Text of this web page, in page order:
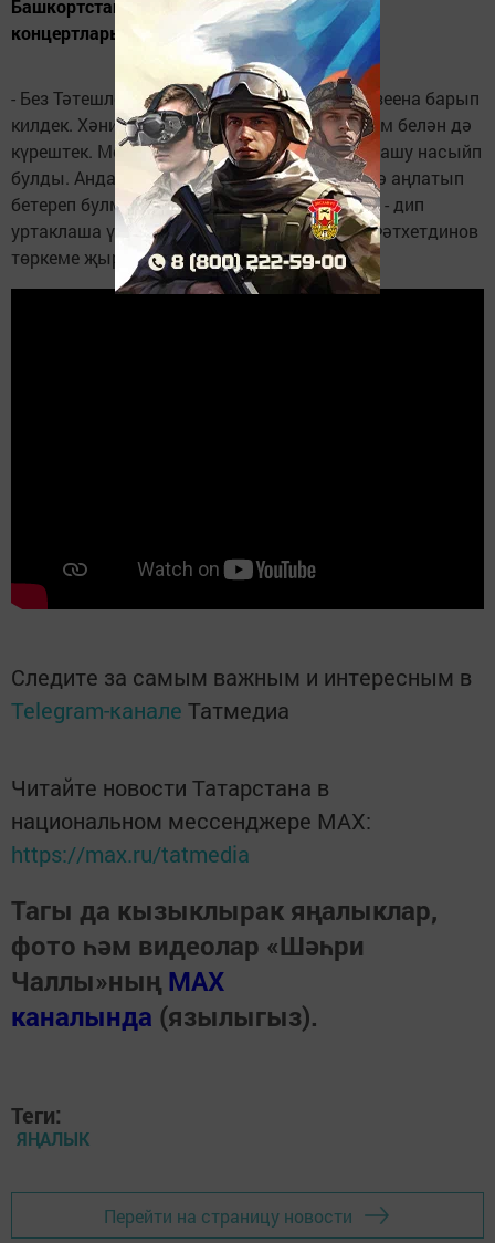
Башкортстанның Тәтешле ягында гастроль
концертлары булып узды.
- Без Тәтешледә булгач, Хәния Фәрхинең музеена барып
килдек. Хәния апаның сеңлесе Фирүзә ханым белән дә
күрештек. Моннан тыш әнисе белән дә аралашу насыйп
булды. Андагы атмосфераны сүз белән генә аңлатып
бетереп булмый. Хәния Фәрхи - легендабыз! - дип
уртаклаша үз кичерешләре белән Салават Фәтхетдинов
төркеме җырчысы Гөлзада Шакирҗанова.
Следите за самым важным и интересным в
Telegram-канале Татмедиа
Читайте новости Татарстана в
национальном мессенджере MАХ:
https://max.ru/tatmedia
Тагы да кызыклырак яңалыклар,
фото һәм видеолар «Шәһри
Чаллы»ның MAX
каналында (язылыгыз).
Теги:
ЯҢАЛЫК
Перейти на страницу новости